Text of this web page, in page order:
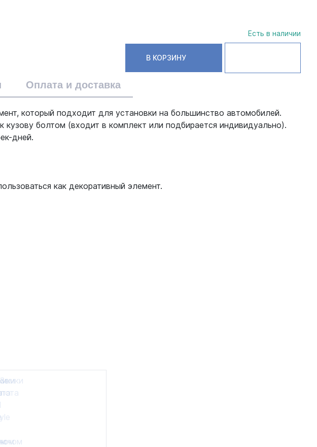
Есть в наличии
В КОРЗИНУ
Оплата и доставка
который подходит для установки на большинство автомобилей.
кузову болтом (входит в комплект или подбирается индивидуально).
дней.
как декоративный элемент.